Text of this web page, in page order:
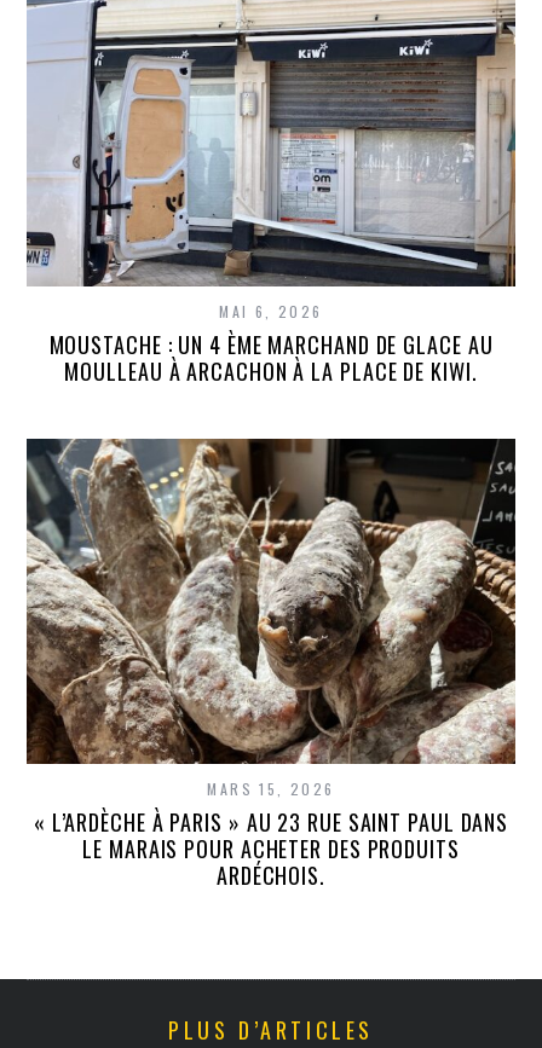
MAI 6, 2026
MOUSTACHE : UN 4 ÈME MARCHAND DE GLACE AU
MOULLEAU À ARCACHON À LA PLACE DE KIWI.
MARS 15, 2026
« L’ARDÈCHE À PARIS » AU 23 RUE SAINT PAUL DANS
LE MARAIS POUR ACHETER DES PRODUITS
ARDÉCHOIS.
PLUS D’ARTICLES